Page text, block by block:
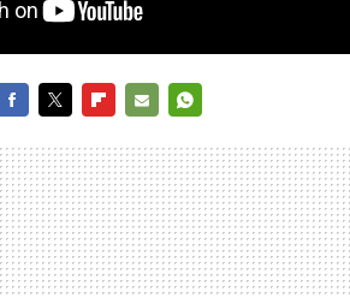
MAIL